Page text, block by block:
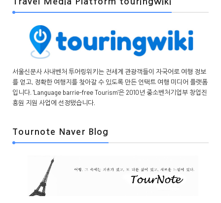
서울신문사 사내벤처 투어링위키는 전세계 관광객들이 자국어로 여행 정보
를 얻고, 정확한 여행지를 찾아갈 수 있도록 만든 언택트 여행 미디어 플랫폼
입니다. 'Language barrie-free Tourism'은 2010년 중소벤처기업부 창업진
흥원 지원 사업에 선정됐습니다.
Tournote Naver Blog